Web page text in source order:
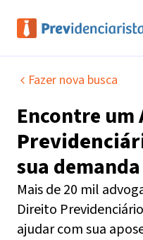
Fazer nova busca
Encontre um
sua
Mais de 20 mil
Direito
ajudar com sua